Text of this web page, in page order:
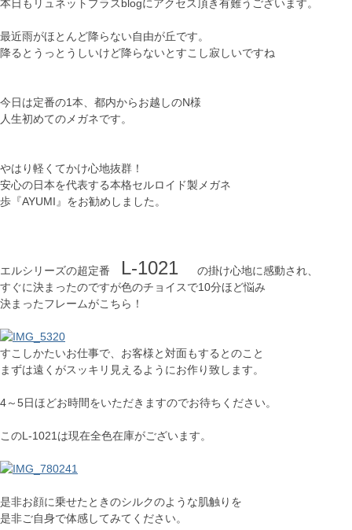
本日もリュネットプラスblogにアクセス頂き有難うございます。
最近雨がほとんど降らない自由が丘です。
降るとうっとうしいけど降らないとすこし寂しいですね
今日は定番の1本、都内からお越しのN様
人生初めてのメガネです。
やはり軽くてかけ心地抜群！
安心の日本を代表する本格セルロイド製メガネ
歩『AYUMI』をお勧めしました。
エルシリーズの超定番 L-1021
の掛け心地に感動され、
すぐに決まったのですが色のチョイスで10分ほど悩み
決まったフレームがこちら！
すこしかたいお仕事で、お客様と対面もするとのこと
まずは遠くがスッキリ見えるようにお作り致します。
4～5日ほどお時間をいただきますのでお待ちください。
このL-1021は現在全色在庫がございます。
是非お顔に乗せたときのシルクのような肌触りを
是非ご自身で体感してみてください。